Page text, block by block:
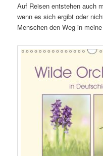
Auf Reisen entstehen auch
wenn es sich ergibt oder
Menschen den Weg in